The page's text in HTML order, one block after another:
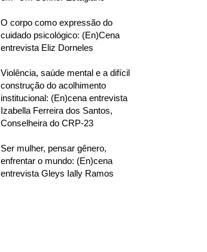
O corpo como expressão do
cuidado psicológico: (En)Cena
entrevista Eliz Dorneles
Violência, saúde mental e a difícil
construção do acolhimento
institucional: (En)cena entrevista
Izabella Ferreira dos Santos,
Conselheira do CRP-23
Ser mulher, pensar gênero,
enfrentar o mundo: (En)cena
entrevista Gleys Ially Ramos